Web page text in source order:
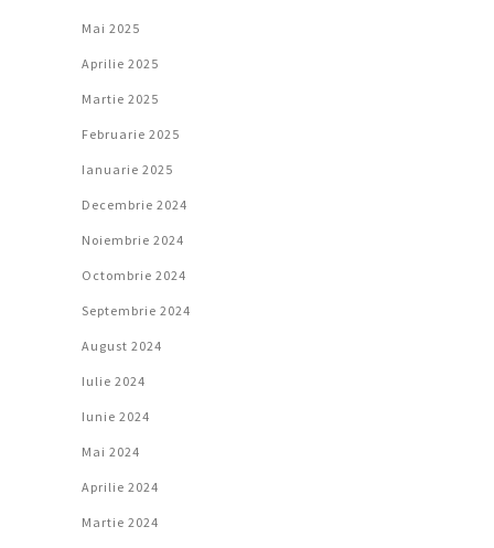
Mai 2025
Aprilie 2025
Martie 2025
Februarie 2025
Ianuarie 2025
Decembrie 2024
Noiembrie 2024
Octombrie 2024
Septembrie 2024
August 2024
Iulie 2024
Iunie 2024
Mai 2024
Aprilie 2024
Martie 2024